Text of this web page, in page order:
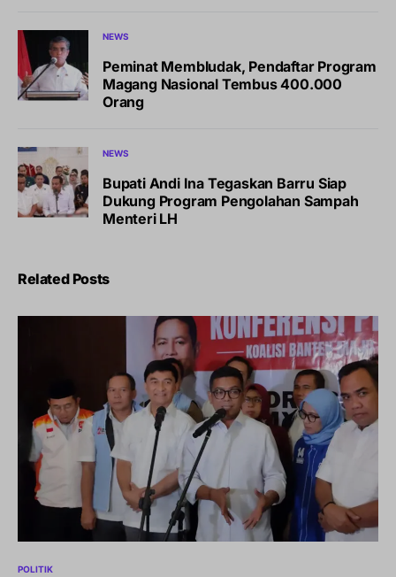
NEWS
Peminat Membludak, Pendaftar Program
Magang Nasional Tembus 400.000
Orang
NEWS
Bupati Andi Ina Tegaskan Barru Siap
Dukung Program Pengolahan Sampah
Menteri LH
Related Posts
POLITIK